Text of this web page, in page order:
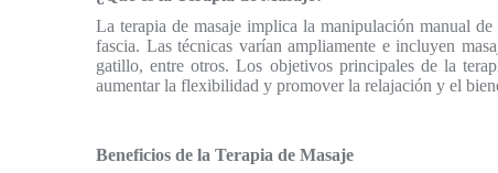
La terapia de masaje implica la manipulación manual
fascia. Las técnicas varían ampliamente e incluyen
gatillo, entre otros. Los objetivos principales de la
aumentar la flexibilidad y promover la relajación y el
Beneficios de la Terapia de Masaje